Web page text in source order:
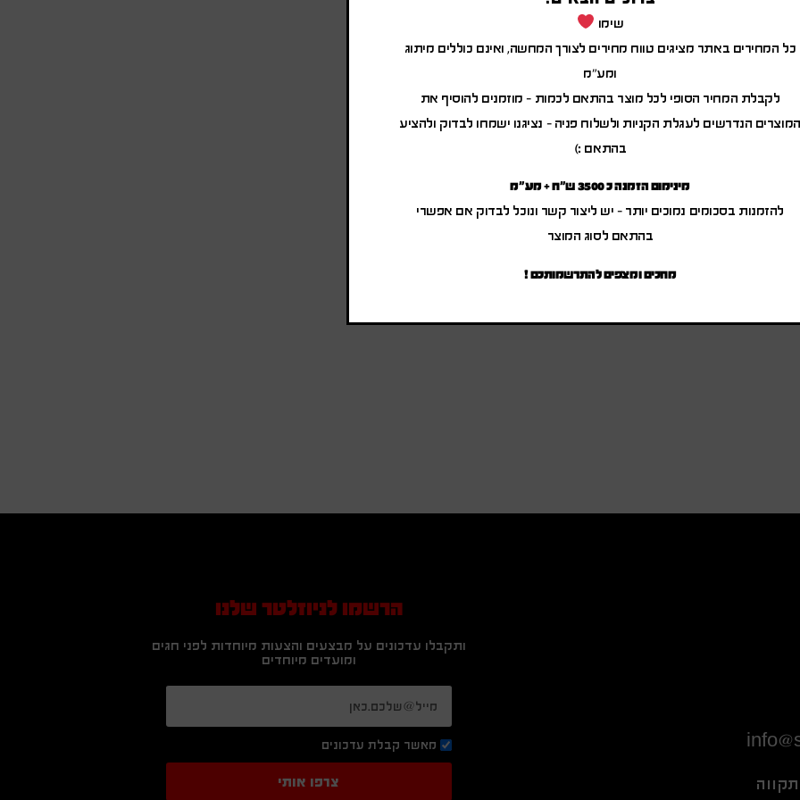
הרשמו לניוזלטר שלנו
ותקבלו עדכונים על מבצעים והצעות מיוחדות לפני חגים
ומועדים מיוחדים
מאשר קבלת עדכונים
צרפו אותי
שימו
כל המחירים באתר מציגים טווח מחירים לצורך המחשה, ואינם כוללים מיתוג
ומע"מ
לקבלת המחיר הסופי לכל מוצר בהתאם לכמות – מוזמנים להוסיף את
המוצרים הנדרשים לעגלת הקניות ולשלוח פניה – נציגנו ישמחו לבדוק ולהציע
בהתאם :)
מינימום הזמנה כ 3500 ש"ח + מע"מ
להזמנות בסכומים נמוכים יותר – יש ליצור קשר ונוכל לבדוק אם אפשרי
בהתאם לסוג המוצר
מחכים ומצפים להתרשמותכם !